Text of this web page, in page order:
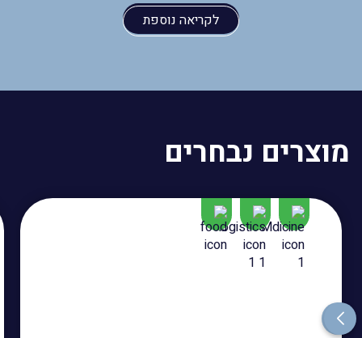
לקריאה נוספת
מוצרים נבחרים